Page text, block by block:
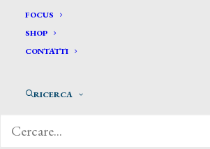
FOCUS
SHOP
CONTATTI
RICERCA